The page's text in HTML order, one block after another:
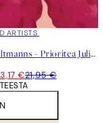
ARTISTS
Raissa Oltmanns - Prioritea Juliste
€21,95 €